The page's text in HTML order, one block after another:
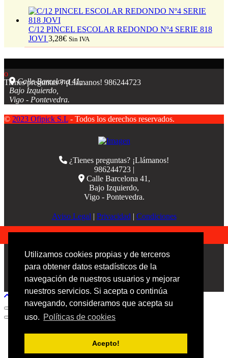
Utilizamos cookies propias y de terceros
para obtener datos estadísticos de la
navegación de nuestros usuarios y mejorar
nuestros servicios. Si acepta o continúa
navegando, consideramos que acepta su
uso. Políticas de cookies
Acepto!
C/12 PINCEL ESCOLAR REDONDO Nº4 SERIE 818
JOVI 3,28€ Sin IVA
Tienes preguntas ? ¡Llámanos! 986244723
Calle Barcelona 41,
Bajo Izquierdo,
Vigo - Pontevedra.
© 2023 Ofipick S.L - Todos los derechos reservados.
¿Tienes preguntas? ¡Llámanos!
986244723 |
Calle Barcelona 41,
Bajo Izquierdo,
Vigo - Pontevedra.
Aviso Legal | Privacidad | Condiciones
© 2023 Ofipick S.L - Todos los derechos reservados.